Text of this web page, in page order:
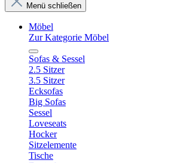
Menü schließen
Möbel
Zur Kategorie Möbel
Sofas & Sessel
2.5 Sitzer
3.5 Sitzer
Ecksofas
Big Sofas
Sessel
Loveseats
Hocker
Sitzelemente
Tische